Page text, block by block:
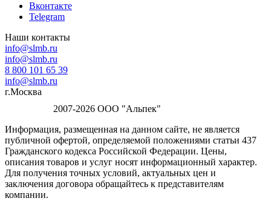
Вконтакте
Telegram
Наши контакты
info@slmb.ru
info@slmb.ru
8 800 101 65 39
info@slmb.ru
г.Москва
2007-2026 ООО "Альпек"
Информация, размещенная на данном сайте, не является
публичной офертой, определяемой положениями статьи 437
Гражданского кодекса Российской Федерации. Цены,
описания товаров и услуг носят информационный характер.
Для получения точных условий, актуальных цен и
заключения договора обращайтесь к представителям
компании.